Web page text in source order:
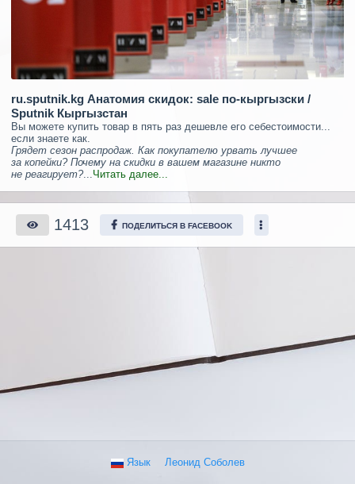
ru.sputnik.kg Анатомия скидок: sale по-кыргызски /
Sputnik Кыргызстан
Вы можете купить товар в пять раз дешевле его себестоимости...
если знаете как.
Грядет сезон распродаж. Как покупателю урвать лучшее
за копейки? Почему на скидки в вашем магазине никто
не реагирует?...Читать далее...
1413 ПОДЕЛИТЬСЯ В FACEBOOK
Язык Леонид Соболев